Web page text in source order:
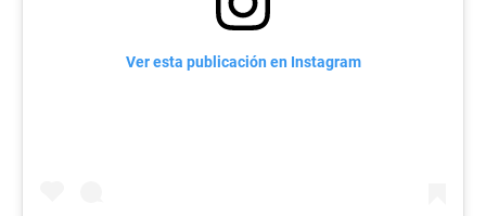
Ver esta publicación en Instagram